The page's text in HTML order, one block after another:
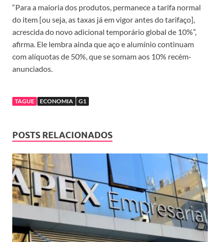
“Para a maioria dos produtos, permanece a tarifa normal
do item [ou seja, as taxas já em vigor antes do tarifaço],
acrescida do novo adicional temporário global de 10%”,
afirma. Ele lembra ainda que aço e alumínio continuam
com alíquotas de 50%, que se somam aos 10% recém-
anunciados.
TAGUE ECONOMIA G1
POSTS RELACIONADOS